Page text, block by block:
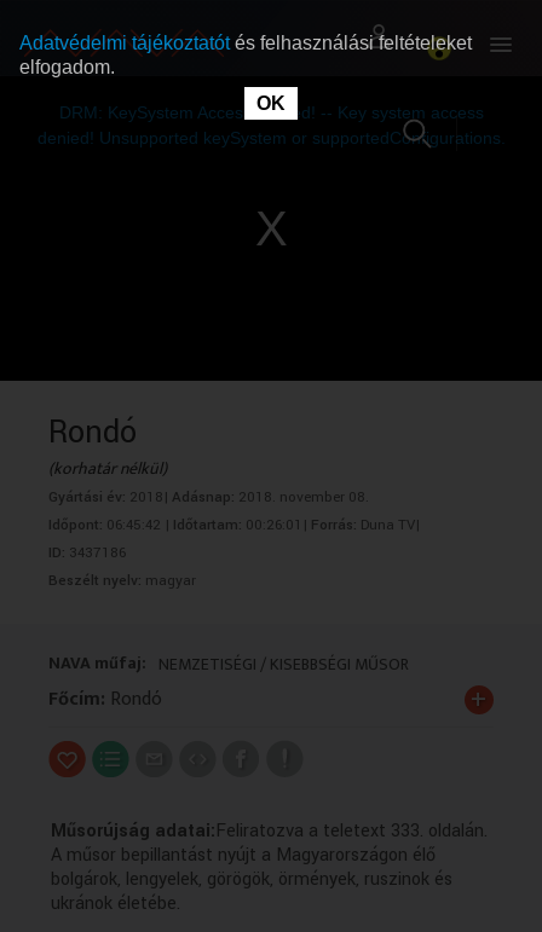
RÓLUNK
RÓLUNK
DRM: KeySystem Access Denied! -- Key system access
denied! Unsupported keySystem or supportedConfigurations.
Rondó
(korhatár nélkül)
Gyártási év: 2018| Adásnap: 2018. november 08.
Időpont: 06:45:42 | Időtartam: 00:26:01| Forrás: Duna TV|
ID: 3437186
Beszélt nyelv: magyar
NAVA műfaj: NEMZETISÉGI / KISEBBSÉGI MŰSOR
Főcím: Rondó +
Műsorújság adatai:Feliratozva a teletext 333. oldalán.
A műsor bepillantást nyújt a Magyarországon élő
bolgárok, lengyelek, görögök, örmények, ruszinok és
ukránok életébe.
Adatvédelmi tájékoztatótés felhasználási feltételeket
elfogadom.
OK